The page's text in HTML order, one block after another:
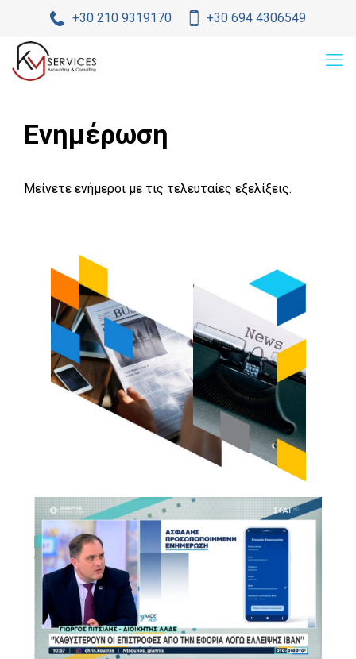
+30 210 9319170 +30 694 4306549
Ενημέρωση
Μείνετε ενήμεροι με τις τελευταίες εξελίξεις.